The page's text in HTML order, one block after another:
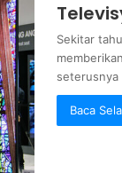
Sekitar
seterusnya
Baca